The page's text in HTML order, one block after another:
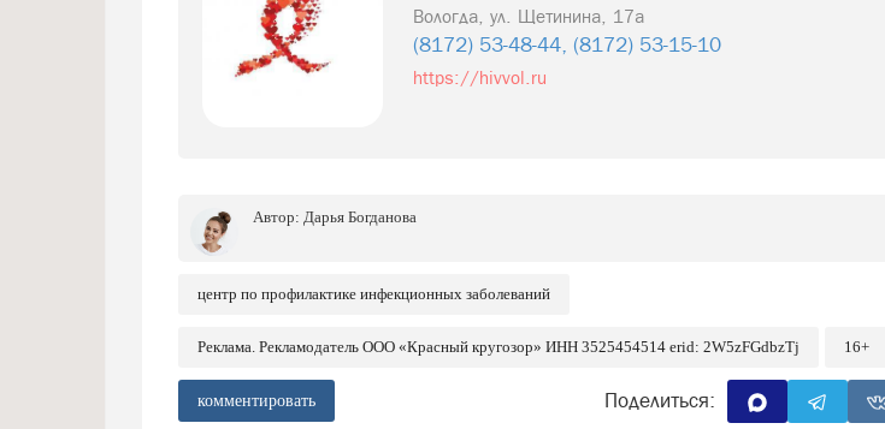
Вологда, ул.​ Щетинина, 17а
(8172) 53-48-44, (8172) 53-15-10
https://hivvol.ru
Автор: Дарья Богданова
центр по профилактике инфекционных заболеваний
Реклама. Рекламодатель ООО «Красный кругозор» ИНН 3525454514 erid: 2W5zFGdbzTj 16+
комментировать Поделиться: